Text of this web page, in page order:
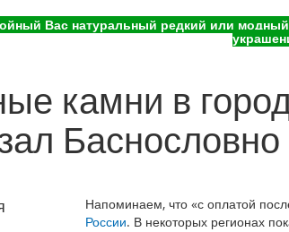
Вас натуральный редкий или
камни в
Баснословно
Напоминаем, что «с оплатой
России. В некоторых регионах